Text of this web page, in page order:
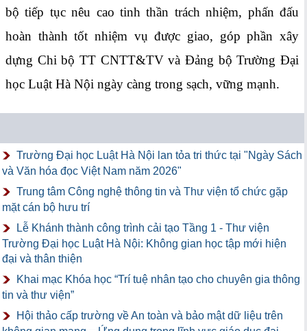
bộ tiếp tục nêu cao tinh thần trách nhiệm, phấn đấu
hoàn thành tốt nhiệm vụ được giao, góp phần xây
dựng Chi bộ TT CNTT&TV và Đảng bộ Trường Đại
học Luật Hà Nội ngày càng trong sạch, vững mạnh.
Trường Đại học Luật Hà Nội lan tỏa tri thức tại "Ngày Sách
và Văn hóa đọc Việt Nam năm 2026"
Trung tâm Công nghệ thông tin và Thư viện tổ chức gặp
mặt cán bộ hưu trí
Lễ Khánh thành công trình cải tạo Tầng 1 - Thư viện
Trường Đại học Luật Hà Nội: Không gian học tập mới hiện
đại và thân thiện
Khai mạc Khóa học “Trí tuệ nhân tạo cho chuyên gia thông
tin và thư viện”
Hội thảo cấp trường về An toàn và bảo mật dữ liệu trên